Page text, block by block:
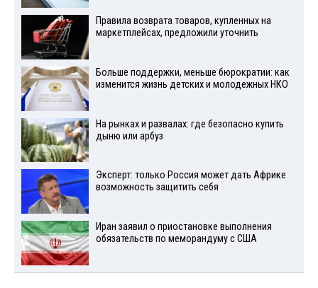
Правила возврата товаров, купленных на
маркетплейсах, предложили уточнить
Больше поддержки, меньше бюрократии: как
изменится жизнь детских и молодежных НКО
На рынках и развалах: где безопасно купить
дыню или арбуз
Эксперт: только Россия может дать Африке
возможность защитить себя
Иран заявил о приостановке выполнения
обязательств по меморандуму с США